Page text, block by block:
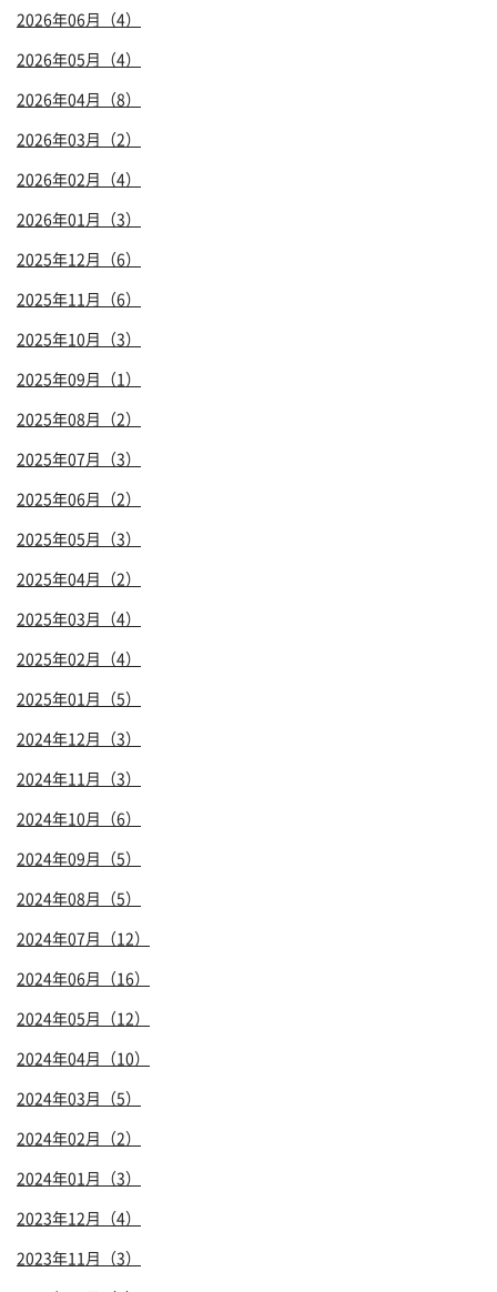
2026年06月（4）
2026年05月（4）
2026年04月（8）
2026年03月（2）
2026年02月（4）
2026年01月（3）
2025年12月（6）
2025年11月（6）
2025年10月（3）
2025年09月（1）
2025年08月（2）
2025年07月（3）
2025年06月（2）
2025年05月（3）
2025年04月（2）
2025年03月（4）
2025年02月（4）
2025年01月（5）
2024年12月（3）
2024年11月（3）
2024年10月（6）
2024年09月（5）
2024年08月（5）
2024年07月（12）
2024年06月（16）
2024年05月（12）
2024年04月（10）
2024年03月（5）
2024年02月（2）
2024年01月（3）
2023年12月（4）
2023年11月（3）